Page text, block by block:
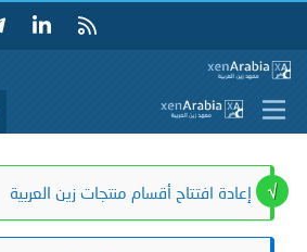
إعادة افتتاح أقسام منتجات زين العربية